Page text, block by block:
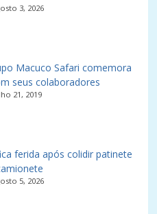
3, 2026
Macuco Safari comemora
seus colaboradores
21, 2019
ferida após colidir patinete
5, 2026